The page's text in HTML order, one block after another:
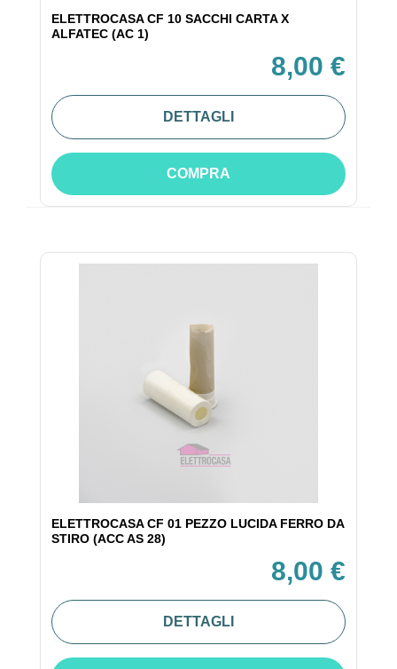
ELETTROCASA CF 10 SACCHI CARTA X
ALFATEC (AC 1)
8,00 €
DETTAGLI
COMPRA
ELETTROCASA CF 01 PEZZO LUCIDA FERRO DA
STIRO (ACC AS 28)
8,00 €
DETTAGLI